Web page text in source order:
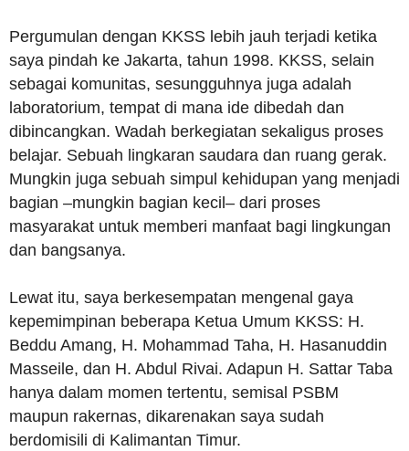
Pergumulan dengan KKSS lebih jauh terjadi ketika
saya pindah ke Jakarta, tahun 1998. KKSS, selain
sebagai komunitas, sesungguhnya juga adalah
laboratorium, tempat di mana ide dibedah dan
dibincangkan. Wadah berkegiatan sekaligus proses
belajar. Sebuah lingkaran saudara dan ruang gerak.
Mungkin juga sebuah simpul kehidupan yang menjadi
bagian –mungkin bagian kecil– dari proses
masyarakat untuk memberi manfaat bagi lingkungan
dan bangsanya.
Lewat itu, saya berkesempatan mengenal gaya
kepemimpinan beberapa Ketua Umum KKSS: H.
Beddu Amang, H. Mohammad Taha, H. Hasanuddin
Masseile, dan H. Abdul Rivai. Adapun H. Sattar Taba
hanya dalam momen tertentu, semisal PSBM
maupun rakernas, dikarenakan saya sudah
berdomisili di Kalimantan Timur.